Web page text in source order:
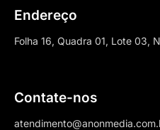
Endereço
Folha 16, Quadra 01, Lote 03,
Contate-nos